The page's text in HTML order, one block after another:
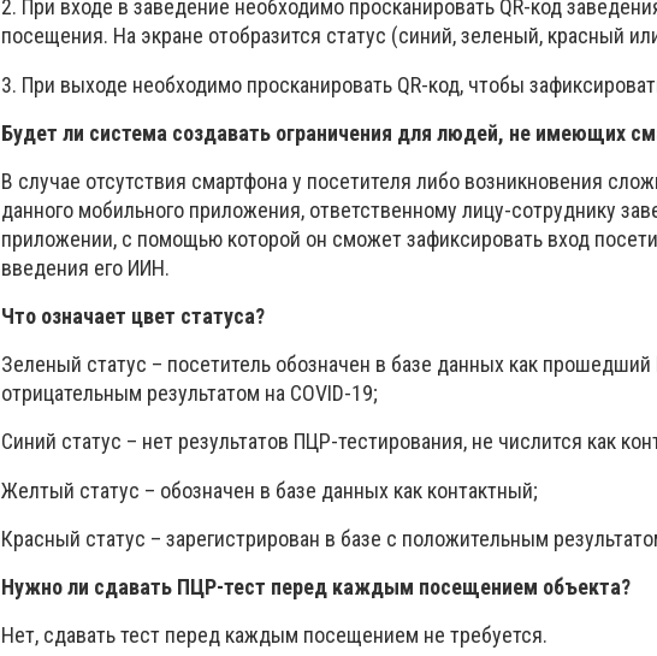
2. При входе в заведение необходимо просканировать QR-код
посещения. На экране отобразится статус (синий, зеленый, красный
3. При выходе необходимо просканировать QR-код, чтобы
Будет ли система создавать ограничения для людей, не имеющих
В случае отсутствия смартфона у посетителя либо возникновения
данного мобильного приложения, ответственному лицу-сотруднику
приложении, с помощью которой он сможет зафиксировать вход
введения его ИИН.
Что означает цвет статуса?
Зеленый статус – посетитель обозначен в базе данных как
отрицательным результатом на COVID-19;
Синий статус – нет результатов ПЦР-тестирования, не числится как
Желтый статус – обозначен в базе данных как контактный;
Красный статус – зарегистрирован в базе с положительным
Нужно ли сдавать ПЦР-тест перед каждым посещением объекта?
Нет, сдавать тест перед каждым посещением не требуется.